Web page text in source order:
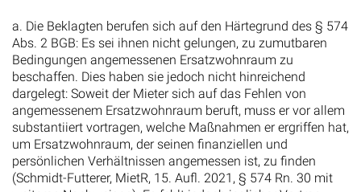
a. Die Beklagten berufen sich auf den Härtegrund des § 574
Abs. 2 BGB: Es sei ihnen nicht gelungen, zu zumutbaren
Bedingungen angemessenen Ersatzwohnraum zu
beschaffen. Dies haben sie jedoch nicht hinreichend
dargelegt: Soweit der Mieter sich auf das Fehlen von
angemessenem Ersatzwohnraum beruft, muss er vor allem
substantiiert vortragen, welche Maßnahmen er ergriffen hat,
um Ersatzwohnraum, der seinen finanziellen und
persönlichen Verhältnissen angemessen ist, zu finden
(Schmidt-Futterer, MietR, 15. Aufl. 2021, § 574 Rn. 30 mit